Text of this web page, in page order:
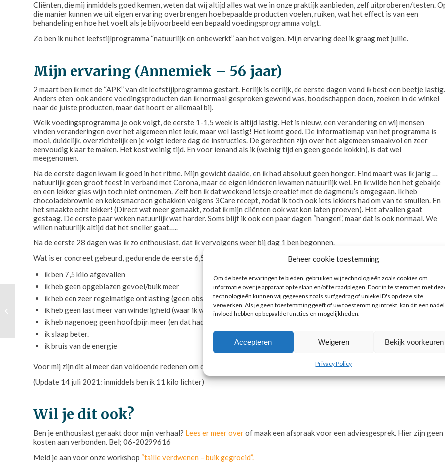
Beheer cookie toestemming
Om de beste ervaringen te bieden, gebruiken wij technologieën zoals cookies om
informatie over je apparaat op te slaan en/of te raadplegen. Door in te stemmen met
technologieën kunnen wij gegevens zoals surfgedrag of unieke ID's op deze site
verwerken. Als je geen toestemming geeft of uw toestemming intrekt, kan dit een
invloed hebben op bepaalde functies en mogelijkheden.
Accepteren Weigeren Bekijk voorkeuren
Privacy Policy
Cliënten, die mij inmiddels goed kennen, weten dat wij altijd alles wat we in onze praktijk aanbieden, zelf uitproberen/testen.
die manier kunnen we uit eigen ervaring overbrengen hoe bepaalde producten voelen, ruiken, wat het effect is van een
behandeling en hoe het voelt als je bijvoorbeeld een bepaald voedingsprogramma volgt.
Zo ben ik nu het leefstijlprogramma “natuurlijk en onbewerkt” aan het volgen. Mijn ervaring deel ik graag met jullie.
Mijn ervaring (Annemiek – 56 jaar)
2 maart ben ik met de “APK” van dit leefstijlprogramma gestart. Eerlijk is eerlijk, de eerste dagen vond ik best een beetje lastig.
Anders eten, ook andere voedingsproducten dan ik normaal gesproken gewend was, boodschappen doen, zoeken in de winkel
naar de juiste producten, maar dat hoort er allemaal bij.
Welk voedingsprogramma je ook volgt, de eerste 1-1,5 week is altijd lastig. Het is nieuw, een verandering en wij mensen
vinden veranderingen over het algemeen niet leuk, maar wel lastig! Het komt goed. De informatiemap van het programma is
mooi, duidelijk, overzichtelijk en je volgt iedere dag de instructies. De gerechten zijn over het algemeen smaakvol en zeer
eenvoudig klaar te maken. Het kost weinig tijd. En voor iemand als ik (weinig tijd en geen goede kokkin), is dat wel
meegenomen.
Na de eerste dagen kwam ik goed in het ritme. Mijn gewicht daalde, en ik had absoluut geen honger. Eind maart was ik jarig …
natuurlijk geen groot feest in verband met Corona, maar de eigen kinderen kwamen natuurlijk wel. En ik wilde hen het gebakje
en een lekker glas wijn toch niet ontnemen. Zelf ben ik dat weekend ietsje creatief met de dagmenu’s omgegaan. Ik heb
chocoladebrownie en kokosmacroon gebakken volgens 3Care recept, zodat ik toch ook iets lekkers had om van te smullen. En
het smaakte echt lekker! (Direct wat meer gemaakt, zodat ik mijn cliënten ook wat kon laten proeven). Het afvallen gaat
gestaag. De eerste paar weken natuurlijk wat harder. Soms blijf ik ook een paar dagen “hangen”, maar dat is ook normaal. We
willen natuurlijk altijd dat het sneller gaat…..
Na de eerste 28 dagen was ik zo enthousiast, dat ik vervolgens weer bij dag 1 ben begonnen.
Wat is er concreet gebeurd, gedurende de eerste 6,5 week?
ik ben 7,5 kilo afgevallen
ik heb geen opgeblazen gevoel/buik meer
ik heb een zeer regelmatige ontlasting (geen obstipatie)
ik heb geen last meer van winderigheid (waar ik wat last van had, oeps!)
ik heb nagenoeg geen hoofdpijn meer (en dat had ik echt met regelmaat, zo’n 2-3 dagen achter elkaar)
ik slaap beter.
ik bruis van de energie
Voor mij zijn dit al meer dan voldoende redenen om de tweede 28 dagen af te maken.
(Update 14 juli 2021: inmiddels ben ik 11 kilo lichter)
Wil je dit ook?
Ben je enthousiast geraakt door mijn verhaal? Lees er meer overof maak een afspraak voor een adviesgesprek. Hier zijn geen
kosten aan verbonden. Bel; 06-20299616
Meld je aan voor onze workshop “taille verdwenen – buik gegroeid”.
Optimale vitaliteit en
een gezond gewicht:
leefstijlprogramma